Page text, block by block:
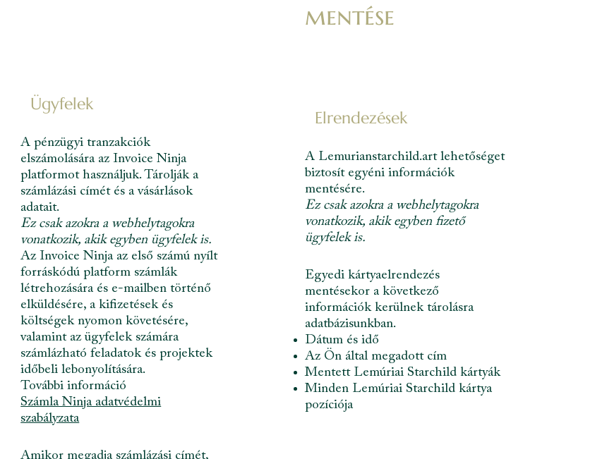
Ügyfelek
A pénzügyi tranzakciók
elszámolására az Invoice Ninja
platformot használjuk. Tárolják a
számlázási címét és a vásárlások
adatait.
Ez csak azokra a webhelytagokra
vonatkozik, akik egyben ügyfelek is.
Az Invoice Ninja az első számú nyílt
forráskódú platform számlák
létrehozására és e-mailben történő
elküldésére, a kifizetések és
költségek nyomon követésére,
valamint az ügyfelek számára
számlázható feladatok és projektek
időbeli lebonyolítására.
További információ
Számla Ninja adatvédelmi
szabályzata
Amikor megadja számlázási címét,
Elrendezések
A Lemurianstarchild.art lehetőséget
biztosít egyéni információk
mentésére.
Ez csak azokra a webhelytagokra
vonatkozik, akik egyben fizető
ügyfelek is.
Egyedi kártyaelrendezés
mentésekor a következő
információk kerülnek tárolásra
adatbázisunkban.
Dátum és idő
Az Ön által megadott cím
Mentett Lemúriai Starchild kártyák
Minden Lemúriai Starchild kártya
pozíciója
mentése